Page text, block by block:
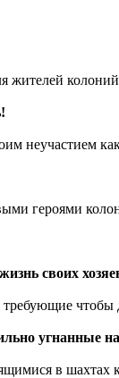
жителей
неучастием
героями
своих
угнанные
в шахтах